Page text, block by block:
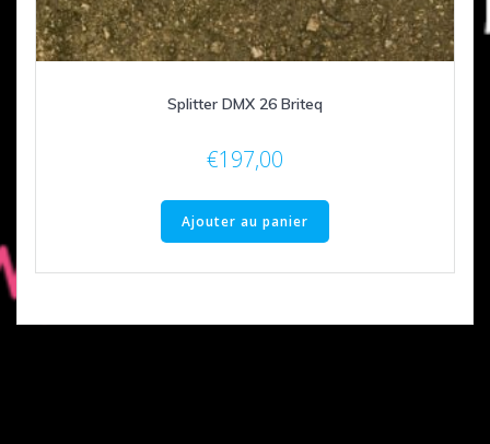
Splitter DMX 26 Briteq
€197,00
Ajouter au panier